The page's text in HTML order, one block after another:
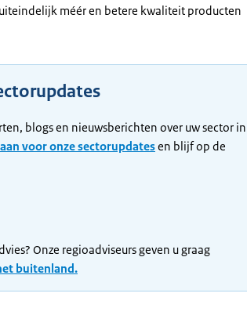
méér en betere kwaliteit producten
blogs en nieuwsberichten over uw sector in
voor onze sectorupdatesen blijf op de
Onze regioadviseurs geven u graag
buitenland.